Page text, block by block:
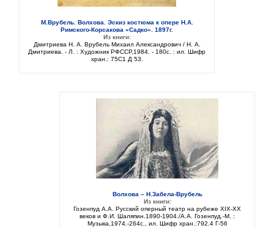
М.Врубель. Волхова. Эскиз костюма к опере Н.А.
Римского-Корсакова «Садко». 1897г.
Из книги:
Дмитриева Н. А. Врубель Михаил Александрович / Н. А.
Дмитриева. - Л. : Художник РФССР,1984. - 180с. : ил. Шифр
хран.: 75C1 Д 53.
Волхова – Н.Забела-Врубель
Из книги:
Гозенпуд А.А. Русский оперный театр на рубеже XIX-XX
веков и Ф.И. Шаляпин.1890-1904./А.А. Гозенпуд.-М. :
Музыка,1974.-264с., ил. Шифр хран.:792.4 Г-56